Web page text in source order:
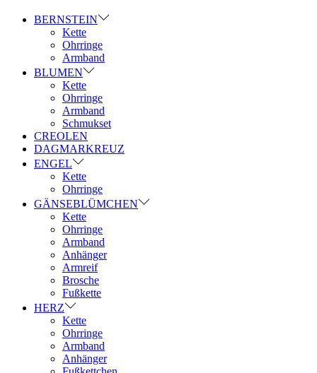
BERNSTEIN
Kette
Ohrringe
Armband
BLUMEN
Kette
Ohrringe
Armband
Schmukset
CREOLEN
DAGMARKREUZ
ENGEL
Kette
Ohrringe
GÄNSEBLÜMCHEN
Kette
Ohrringe
Armband
Anhänger
Armreif
Brosche
Fußkette
HERZ
Kette
Ohrringe
Armband
Anhänger